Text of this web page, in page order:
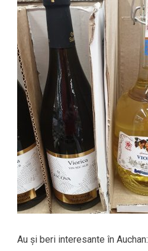
Au și beri interesante în Auchan: